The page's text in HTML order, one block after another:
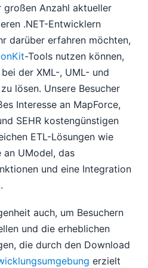
großen Anzahl aktueller
.NET-Entwicklern
darüber erfahren möchten,
-Tools nutzen können,
der XML-, UML- und
lösen. Unsere Besucher
Interesse an MapForce,
SEHR kostengünstigen
ETL-Lösungen wie
an UModel, das
und eine Integration
auch, um Besuchern
und die erheblichen
die durch den Download
erzielt